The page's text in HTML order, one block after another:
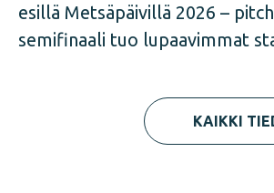
esillä Metsäpäivillä 2026 –
semifinaali tuo lupaavimmat
KAIKKI